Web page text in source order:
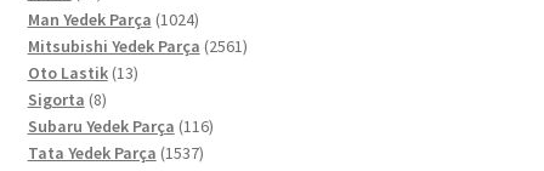
ürün
Man Yedek Parça 10241024
ürün
Mitsubishi Yedek Parça 25612561
Oto Lastik 1313
Sigorta 88
ürün
Subaru Yedek Parça 116116
Tata Yedek Parça 15371537